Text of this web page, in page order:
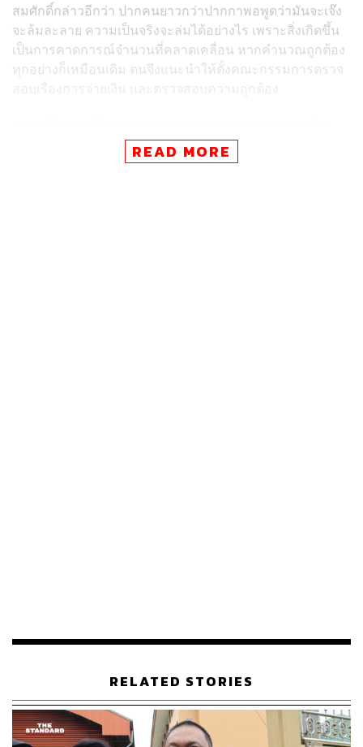
สมศักดิ์กล่าวอีกว่า ปากคนยาวกว่าปากกาพอพูดว่ามันจะเจ๊ง
จะล้มละลาย ความเป็นจริงจะล่มได้อย่างไร เพราะสิ่งเกิดขึ้น
เป็นการคาดการณ์จำนวนที่คลาดเคลื่อน หากคำนวณถูกต้อง
ทุกอย่างก็เหมือนเดิม ตนจึงแนะนำให้ตั้งคณะกรรมการตรวจ
มากขึ้น จะไปล้มละลายได้อย่างไร เพราะ 30 บาทรักษาทุกที่
เป็นนโยบายที่รัฐบาลการันตี” สมศักดิ์กล่าว
READ MORE
RELATED STORIES